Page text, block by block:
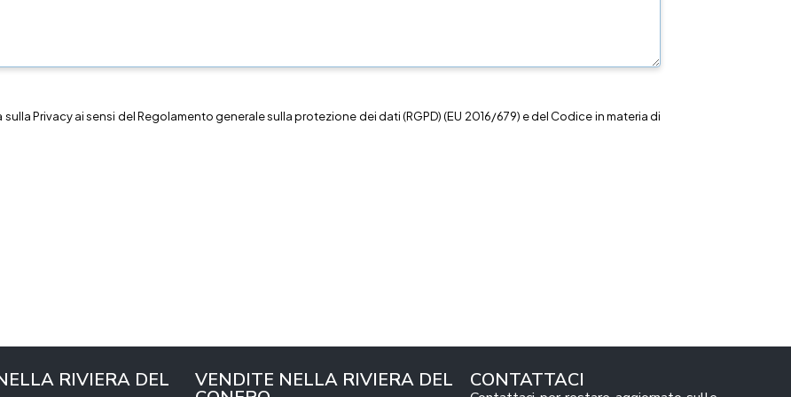
sullaPrivacyai sensi del Regolamento generale sulla protezione dei dati (RGPD) (EU 2016/679) e del Codice in materia di
RIVIERA DEL VENDITE NELLA RIVIERA DEL CONTATTACI